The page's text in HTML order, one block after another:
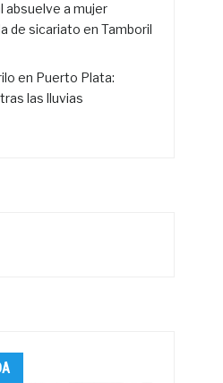
absuelve a mujer
de sicariato en Tamboril
en Puerto Plata:
las lluvias